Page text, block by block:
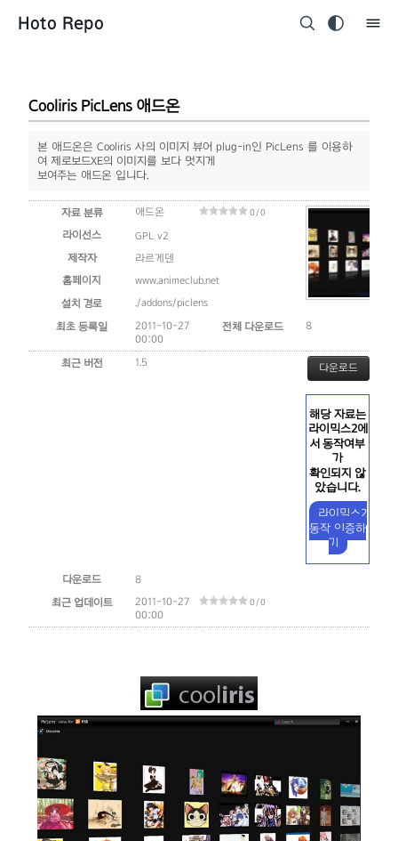
Hoto Repo
Cooliris PicLens 애드온
본 애드온은 Cooliris 사의 이미지 뷰어 plug-in인 PicLens 를 이용하
여 제로보드XE의 이미지를 보다 멋지게
보여주는 애드온 입니다.
자료 분류 애드온 0 / 0
라이선스
GPL v2
제작자
라르게덴
홈페이지
www.animeclub.net
설치 경로
./addons/piclens
최초 등록일
2011-10-27
00:00
전체 다운로드 8
최근 버전 1.5 다운로드
해당 자료는
라이믹스2에
서 동작여부
가
확인되지 않
았습니다.
라이믹스2
동작 인증하
기
다운로드
8
최근 업데이트
2011-10-27
00:00
0 / 0